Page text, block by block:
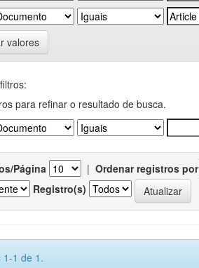
valores
para refinar o resultado de busca.
Página | Ordenar registros por
Registro(s)
1-1 de 1.